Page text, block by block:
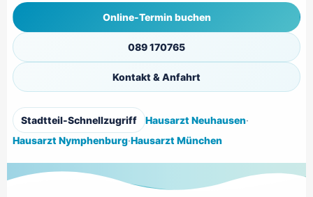
Online-Termin buchen
089 170765
Kontakt & Anfahrt
Stadtteil-Schnellzugriff Hausarzt Neuhausen·
Hausarzt Nymphenburg·Hausarzt München